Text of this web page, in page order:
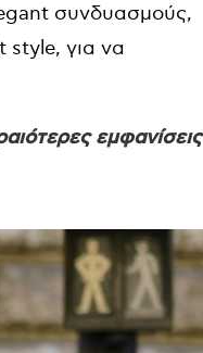
συνδυασμούς,
style, για να
εμφανίσεις